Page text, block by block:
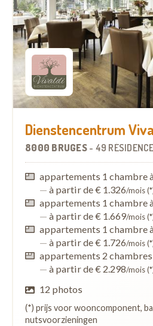
Dienstencentrum
8000 BRUGES - 49
appartements 1 chambre
— à partir de € 1.326/mois
appartements 1 chambre
— à partir de € 1.669/mois
appartements 1 chambre
— à partir de € 1.726/mois
appartements 2
— à partir de € 2.298/mois
12 photos
(*) prijs voor wooncomponent,
nutsvoorzieningen